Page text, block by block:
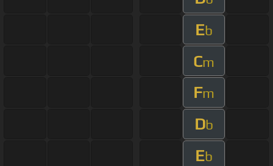
Eb
Cm
Fm
Db
Eb